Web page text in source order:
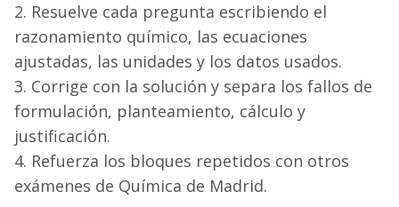
Resuelve cada pregunta escribiendo el
razonamiento químico, las ecuaciones
ajustadas, las unidades y los datos usados.
Corrige con la solución y separa los fallos de
formulación, planteamiento, cálculo y
justificación.
Refuerza los bloques repetidos con otros
exámenes de Química de Madrid.